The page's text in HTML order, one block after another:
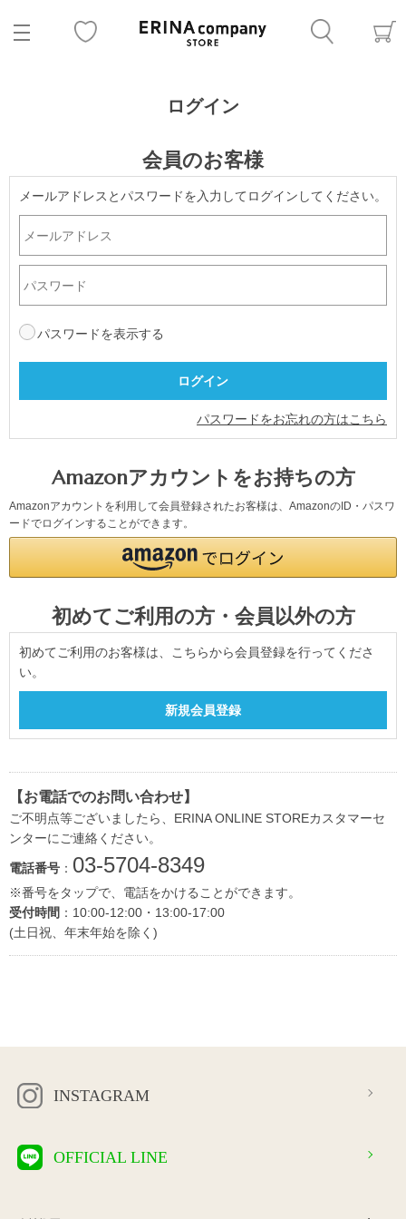
ログイン
会員のお客様
メールアドレスとパスワードを入力してログインしてください。
パスワードを表示する
パスワードをお忘れの方はこちら
Amazonアカウントをお持ちの方
Amazonアカウントを利用して会員登録されたお客様は、AmazonのID・パスワ
ードでログインすることができます。
初めてご利用の方・会員以外の方
初めてご利用のお客様は、こちらから会員登録を行ってくださ
い。
【お電話でのお問い合わせ】
ご不明点等ございましたら、ERINA ONLINE STOREカスタマーセ
ンターにご連絡ください。
電話番号 ： 03-5704-8349
※番号をタップで、電話をかけることができます。
受付時間 ：10:00-12:00・13:00-17:00
(土日祝、年末年始を除く)
INSTAGRAM
OFFICIAL LINE